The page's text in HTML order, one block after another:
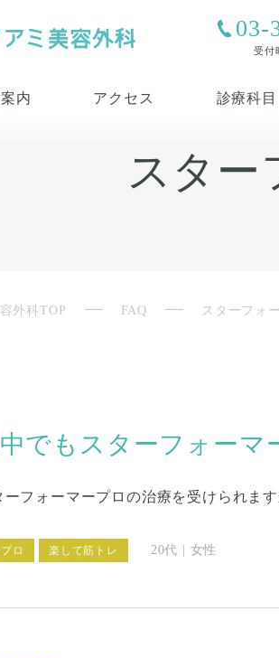
03-
受付
内 アクセス 診療科目
スター
外科TOP FAQ スターフォ
でもスターフォーマ
フォーマープロの治療を受けられます
ロ 楽して筋トレ 20代 | 女性